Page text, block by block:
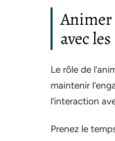
avec
Le rôle de
maintenir
l’interaction
Prenez le